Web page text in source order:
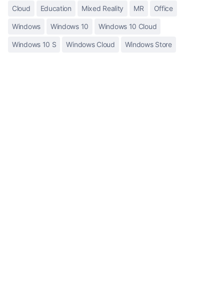
Cloud Education Mixed Reality MR Office
Windows Windows 10 Windows 10 Cloud
Windows 10 S Windows Cloud Windows Store